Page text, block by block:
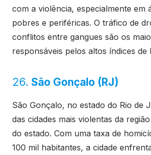
com a violência, especialmente em
pobres e periféricas. O tráfico de
conflitos entre gangues são os
responsáveis pelos altos índices de
26. São Gonçalo (RJ)
São Gonçalo, no estado do Rio de
das cidades mais violentas da
do estado. Com uma taxa de
100 mil habitantes, a cidade